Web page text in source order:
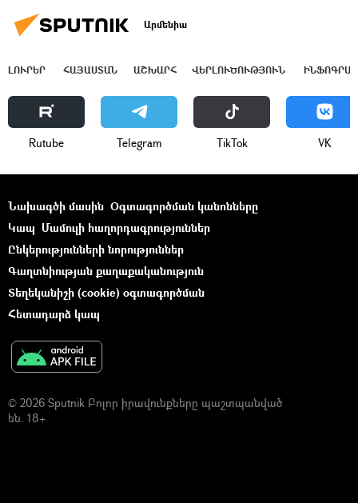
Արմենիա
ԼՈՒՐԵՐ ՀԱՅԱՍՏԱՆ ԱՇԽԱՐՀ ՎԵՐԼՈՒԾՈՒԹՅՈՒՆ
Rutube Telegram ТikТоk VK
Նախագծի մասին Օգտագործման կանոնները
Կապ Մամուլի հաղորդագրություններ
Ընկերությունների նորություններ
Գաղտնիության քաղաքականություն
Տեղեկանիշի (cookie) օգտագործման
Հետադարձ կապ
© 2026 Sputnik Բոլոր իրավունքները պաշտպանված
են. 18+